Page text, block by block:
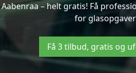
Aabenraa – helt gratis! Få
for
Få 3 tilbud, gratis og